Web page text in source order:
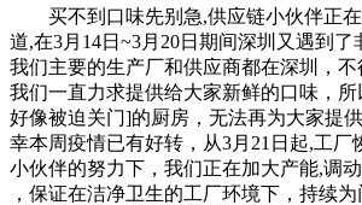
买不到口味先别急,供应链小伙伴正
道,在3月14日~3月20日期间深圳又遇到
我们主要的生产厂和供应商都在深圳，不
我们一直力求提供给大家新鲜的口味，
好像被迫关门]的厨房，无法再为大家提
幸本周疫情已有好转，从3月21日起,工厂
小伙伴的努力下，我们正在加大产能,调
，保证在洁净卫生的工厂环境下，持续